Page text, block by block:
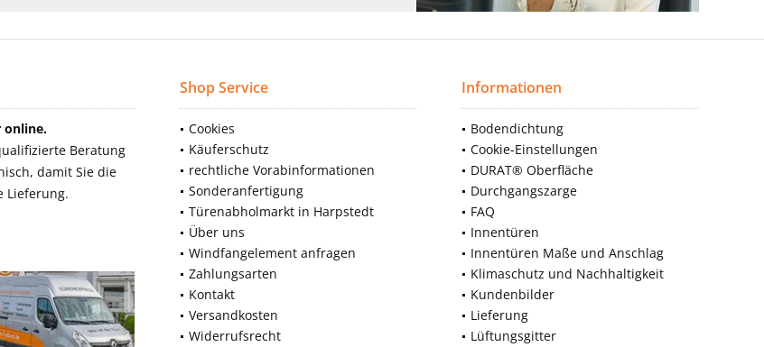
online.
Beratung
damit Sie die
Lieferung.
Shop Service
Cookies
Käuferschutz
rechtliche Vorabinformationen
Sonderanfertigung
Türenabholmarkt in Harpstedt
Über uns
Windfangelement anfragen
Zahlungsarten
Kontakt
Versandkosten
Widerrufsrecht
Informationen
Bodendichtung
Cookie-Einstellungen
DURAT® Oberfläche
Durchgangszarge
FAQ
Innentüren
Innentüren Maße und Anschlag
Klimaschutz und Nachhaltigkeit
Kundenbilder
Lieferung
Lüftungsgitter